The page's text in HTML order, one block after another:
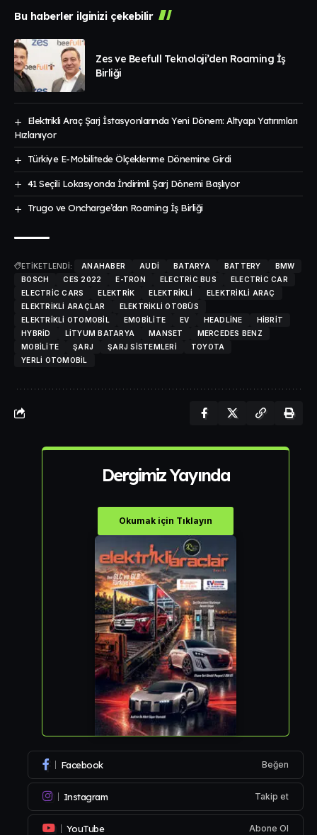
Bu haberler ilginizi çekebilir
Zes ve Beefull Teknoloji’den Roaming İş
Birliği
Elektrikli Araç Şarj İstasyonlarında Yeni Dönem: Altyapı Yatırımları
Hızlanıyor
Türkiye E-Mobilitede Ölçeklenme Dönemine Girdi
41 Seçili Lokasyonda İndirimli Şarj Dönemi Başlıyor
Trugo ve Oncharge’dan Roaming İş Birliği
ETİKETLENDİ: ANAHABER AUDI BATARYA BATTERY
BMW
BOSCH
CES 2022 E-TRON ELECTRIC BUS
ELECTRIC CAR
ELECTRIC CARS
ELEKTRIK ELEKTRIKLI
ELEKTRIKLI ARAÇ
ELEKTRIKLI ARAÇLAR
ELEKTRIKLI OTOBÜS
ELEKTRIKLI OTOMOBIL
EMOBILITE EV HEADLINE
HIBRIT
HYBRID
LITYUM BATARYA MANSET
MERCEDES BENZ
MOBILITE
ŞARJ ŞARJ SISTEMLERI
TOYOTA
YERLI OTOMOBIL
Dergimiz Yayında
Okumak için Tıklayın
Facebook Beğen
Instagram Takip et
YouTube Abone Ol